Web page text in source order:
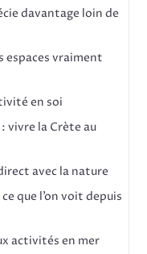
davantage loin de
espaces vraiment
en soi
vivre la Crète au
avec la nature
que l’on voit depuis
activités en mer